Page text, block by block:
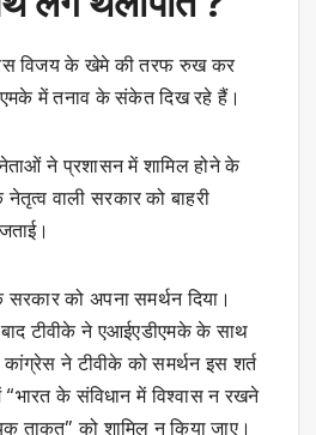
विजय के खेमे की तरफ रुख कर
में तनाव के संकेत दिख रहे हैं।
ने प्रशासन में शामिल होने के
वाली सरकार को बाहरी
को अपना समर्थन दिया।
टीवीके ने एआईएडीएमके के साथ
ने टीवीके को समर्थन इस शर्त
के संविधान में विश्वास न रखने
ताकत” को शामिल न किया जाए।